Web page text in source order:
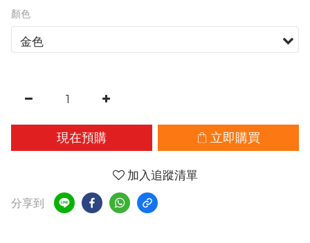
顏色
現在預購 立即購買
加入追蹤清單
分享到